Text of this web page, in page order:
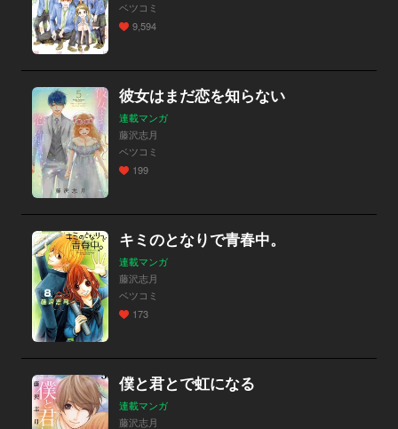
ベツコミ
9,594
彼女はまだ恋を知らない
連載マンガ
藤沢志月
ベツコミ
199
キミのとなりで青春中。
連載マンガ
藤沢志月
ベツコミ
173
僕と君とで虹になる
連載マンガ
藤沢志月